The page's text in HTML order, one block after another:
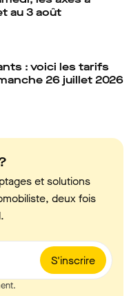
au 3 août
: voici les tarifs
26 juillet 2026
et solutions
deux fois
S'inscrire